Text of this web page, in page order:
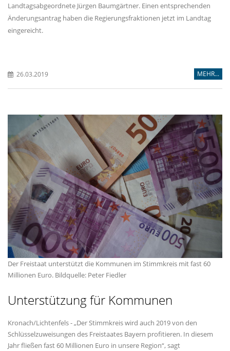
Landtagsabgeordnete Jürgen Baumgärtner. Einen entsprechenden
Änderungsantrag haben die Regierungsfraktionen jetzt im Landtag
eingereicht.
26.03.2019 MEHR...
Der Freistaat unterstützt die Kommunen im Stimmkreis mit fast 60
Millionen Euro. Bildquelle: Peter Fiedler
Unterstützung für Kommunen
Kronach/Lichtenfels - „Der Stimmkreis wird auch 2019 von den
Schlüsselzuweisungen des Freistaates Bayern profitieren. In diesem
Jahr fließen fast 60 Millionen Euro in unsere Region“, sagt